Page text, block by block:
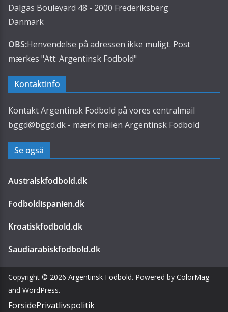
Dalgas Boulevard 48 - 2000 Frederiksberg
Danmark
OBS:Henvendelse på adressen ikke muligt. Post
mærkes "Att: Argentinsk Fodbold"
Kontaktinfo
Kontakt Argentinsk Fodbold på vores centralmail
bggd@bggd.dk - mærk mailen Argentinsk Fodbold
Se også
Australskfodbold.dk
Fodboldispanien.dk
Kroatiskfodbold.dk
Saudiarabiskfodbold.dk
Copyright © 2026 Argentinsk Fodbold. Powered by ColorMag
and WordPress.
ForsidePrivatlivspolitik